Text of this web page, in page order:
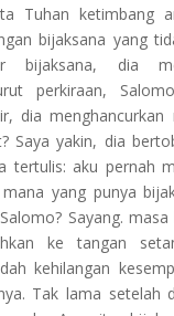
Tuhan ketimbang
bijaksana yang
bijaksana, dia
perkiraan,
dia menghancurkan
Saya yakin, dia
tertulis: aku pernah
yang punya
Sayang. masa
ke tangan
kehilangan
Tak lama setelah